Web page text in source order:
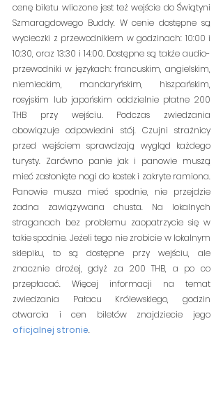
cenę biletu wliczone jest też wejście do Świątyni
Szmaragdowego Buddy. W cenie dostępne są
wycieczki z przewodnikiem w godzinach: 10:00 i
10:30, oraz 13:30 i 14:00. Dostępne są także audio-
przewodniki w językach: francuskim, angielskim,
niemieckim, mandaryńskim, hiszpańskim,
rosyjskim lub japońskim oddzielnie płatne 200
THB przy wejściu. Podczas zwiedzania
obowiązuje odpowiedni stój. Czujni strażnicy
przed wejściem sprawdzają wygląd każdego
turysty. Zarówno panie jak i panowie muszą
mieć zasłonięte nogi do kostek i zakryte ramiona.
Panowie musza mieć spodnie, nie przejdzie
żadna zawiązywana chusta. Na lokalnych
straganach bez problemu zaopatrzycie się w
takie spodnie. Jeżeli tego nie zrobicie w lokalnym
sklepiku, to są dostępne przy wejściu, ale
znacznie drożej, gdyż za 200 THB, a po co
przepłacać. Więcej informacji na temat
zwiedzania Pałacu Królewskiego, godzin
oficjalnej stronie.